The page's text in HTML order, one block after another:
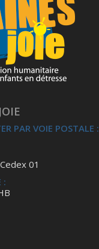
PAR VOIE POSTALE :
01
: